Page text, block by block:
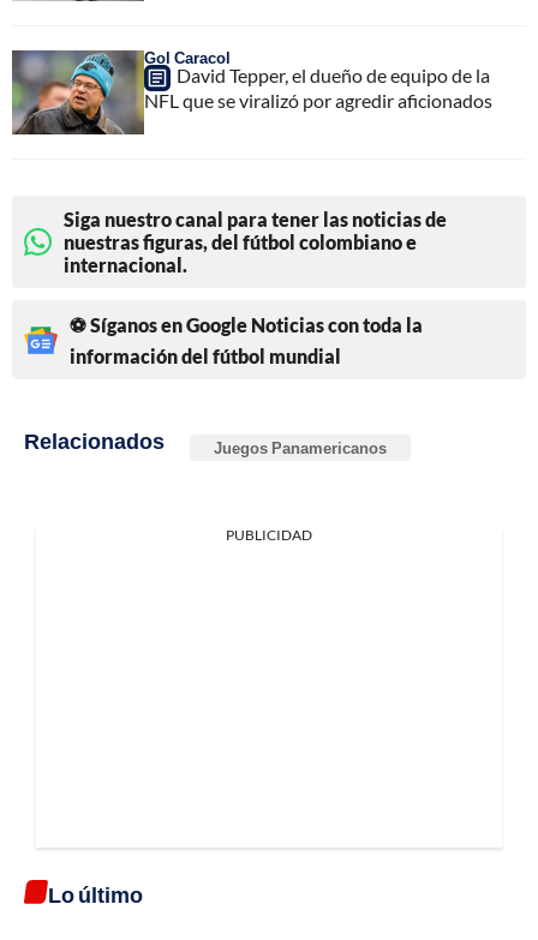
Gol Caracol
David Tepper, el dueño de equipo de la
NFL que se viralizó por agredir aficionados
Siga nuestro canal para tener las noticias de
nuestras figuras, del fútbol colombiano e
internacional.
⚽ Síganos en Google Noticias con toda la
información del fútbol mundial
Relacionados Juegos Panamericanos
PUBLICIDAD
Lo último